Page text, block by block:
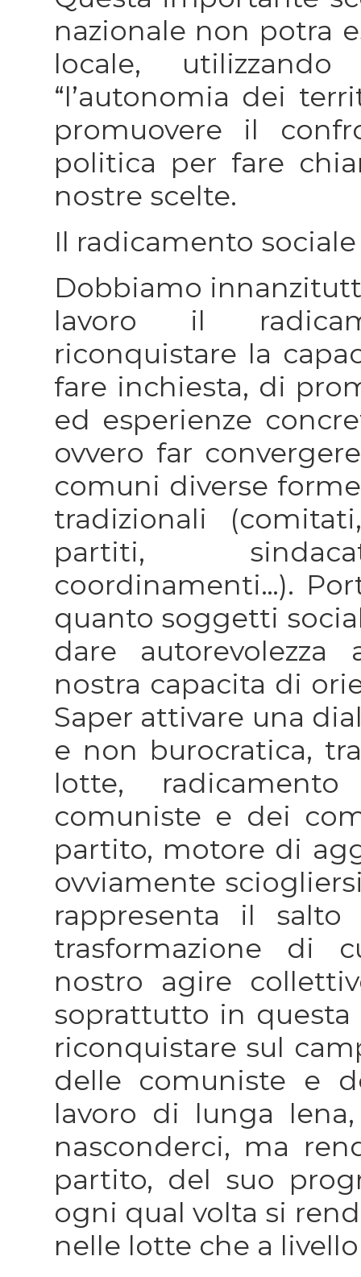
nazionale non potra
locale,
“l’autonomia dei
promuovere il
politica per fare
nostre scelte.
Il radicamento sociale
Dobbiamo
lavoro il
riconquistare la
fare inchiesta, di
ed esperienze
ovvero far
comuni diverse
tradizionali
partiti,
coordinamenti…).
quanto soggetti
dare
nostra capacita di
Saper attivare una
e non burocratica,
lotte,
comuniste e dei
partito, motore di
ovviamente
rappresenta il
trasformazione di
nostro agire
soprattutto in questa
riconquistare sul
delle comuniste e
lavoro di lunga
nasconderci, ma
partito, del suo
ogni qual volta si
nelle lotte che a